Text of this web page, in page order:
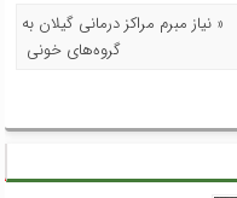
« نیاز مبرم مراکز درمانی گیلان به
گروه‌های خونی